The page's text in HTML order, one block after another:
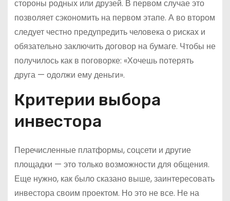
стороны родных или друзей. В первом случае это
позволяет сэкономить на первом этапе. А во втором
следует честно предупредить человека о рисках и
обязательно заключить договор на бумаге. Чтобы не
получилось как в поговорке: «Хочешь потерять
друга — одолжи ему деньги».
Критерии выбора
инвестора
Перечисленные платформы, соцсети и другие
площадки — это только возможности для общения.
Еще нужно, как было сказано выше, заинтересовать
инвестора своим проектом. Но это не все. Не на